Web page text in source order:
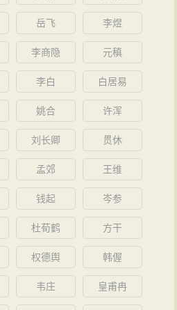
岳飞 李煜
李商隐 元稹
李白 白居易
姚合 许浑
刘长卿 贯休
孟郊 王维
钱起 岑参
杜荀鹤 方干
权德舆 韩偓
韦庄 皇甫冉